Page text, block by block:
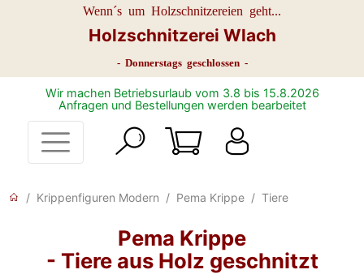
Wenn´s um Holzschnitzereien geht...
Holzschnitzerei Wlach
- Donnerstags geschlossen -
Wir machen Betriebsurlaub vom 3.8 bis 15.8.2026
Anfragen und Bestellungen werden bearbeitet
Krippenfiguren Modern Pema Krippe Tiere
Pema Krippe
- Tiere aus Holz geschnitzt